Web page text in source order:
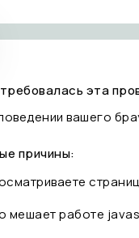
эта
вашего
причины:
мешает работе